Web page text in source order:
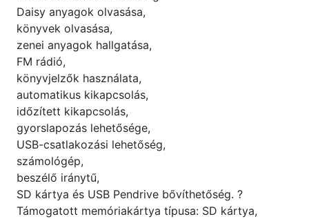
Daisy anyagok olvasása,
könyvek olvasása,
zenei anyagok hallgatása,
FM rádió,
könyvjelzők használata,
automatikus kikapcsolás,
időzített kikapcsolás,
gyorslapozás lehetősége,
USB-csatlakozási lehetőség,
számológép,
beszélő iránytű,
SD kártya és USB Pendrive bővíthetőség. ?
Támogatott memóriakártya típusa: SD kártya,